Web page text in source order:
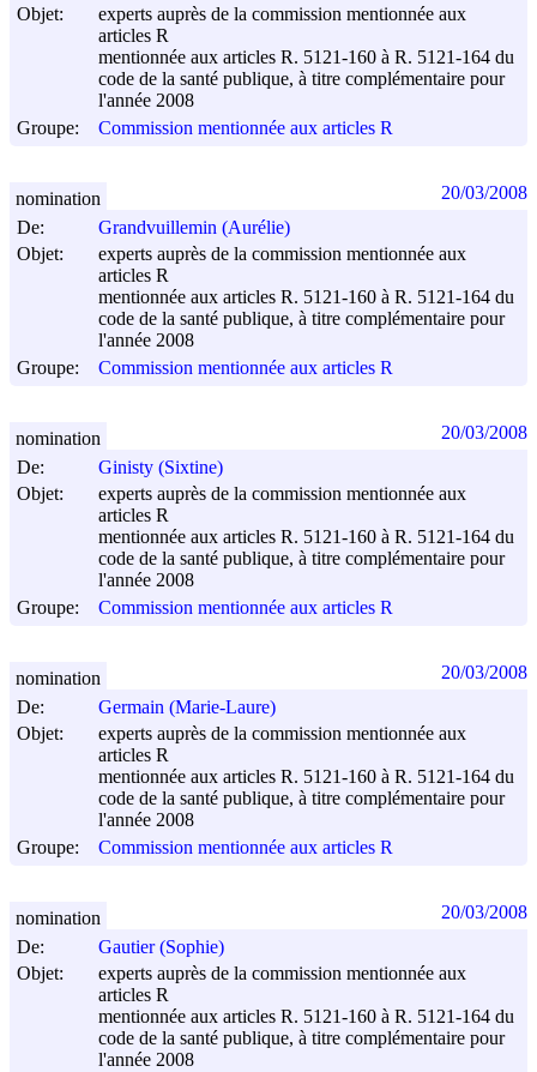
Objet:
experts auprès de la commission mentionnée aux
articles R
mentionnée aux articles R. 5121-160 à R. 5121-164 du
code de la santé publique, à titre complémentaire pour
l'année 2008
Groupe:
Commission mentionnée aux articles R
De:
Grandvuillemin (Aurélie)
Objet:
experts auprès de la commission mentionnée aux
articles R
mentionnée aux articles R. 5121-160 à R. 5121-164 du
code de la santé publique, à titre complémentaire pour
l'année 2008
Groupe:
Commission mentionnée aux articles R
nomination 20/03/2008
De:
Ginisty (Sixtine)
Objet:
experts auprès de la commission mentionnée aux
articles R
mentionnée aux articles R. 5121-160 à R. 5121-164 du
code de la santé publique, à titre complémentaire pour
l'année 2008
Groupe:
Commission mentionnée aux articles R
nomination 20/03/2008
De:
Germain (Marie-Laure)
Objet:
experts auprès de la commission mentionnée aux
articles R
mentionnée aux articles R. 5121-160 à R. 5121-164 du
code de la santé publique, à titre complémentaire pour
l'année 2008
Groupe:
Commission mentionnée aux articles R
nomination 20/03/2008
De:
Gautier (Sophie)
Objet:
experts auprès de la commission mentionnée aux
articles R
mentionnée aux articles R. 5121-160 à R. 5121-164 du
code de la santé publique, à titre complémentaire pour
l'année 2008
nomination 20/03/2008